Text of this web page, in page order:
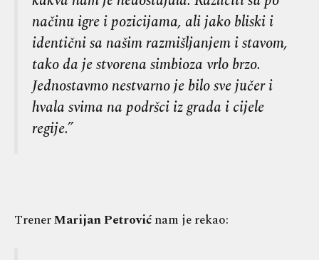
načinu igre i pozicijama, ali jako bliski i
identični sa našim razmišljanjem i stavom,
tako da je stvorena simbioza vrlo brzo.
Jednostavmo nestvarno je bilo sve jučer i
hvala svima na podršci iz grada i cijele
regije.”
TrenerMarijan Petrovićnam je rekao: